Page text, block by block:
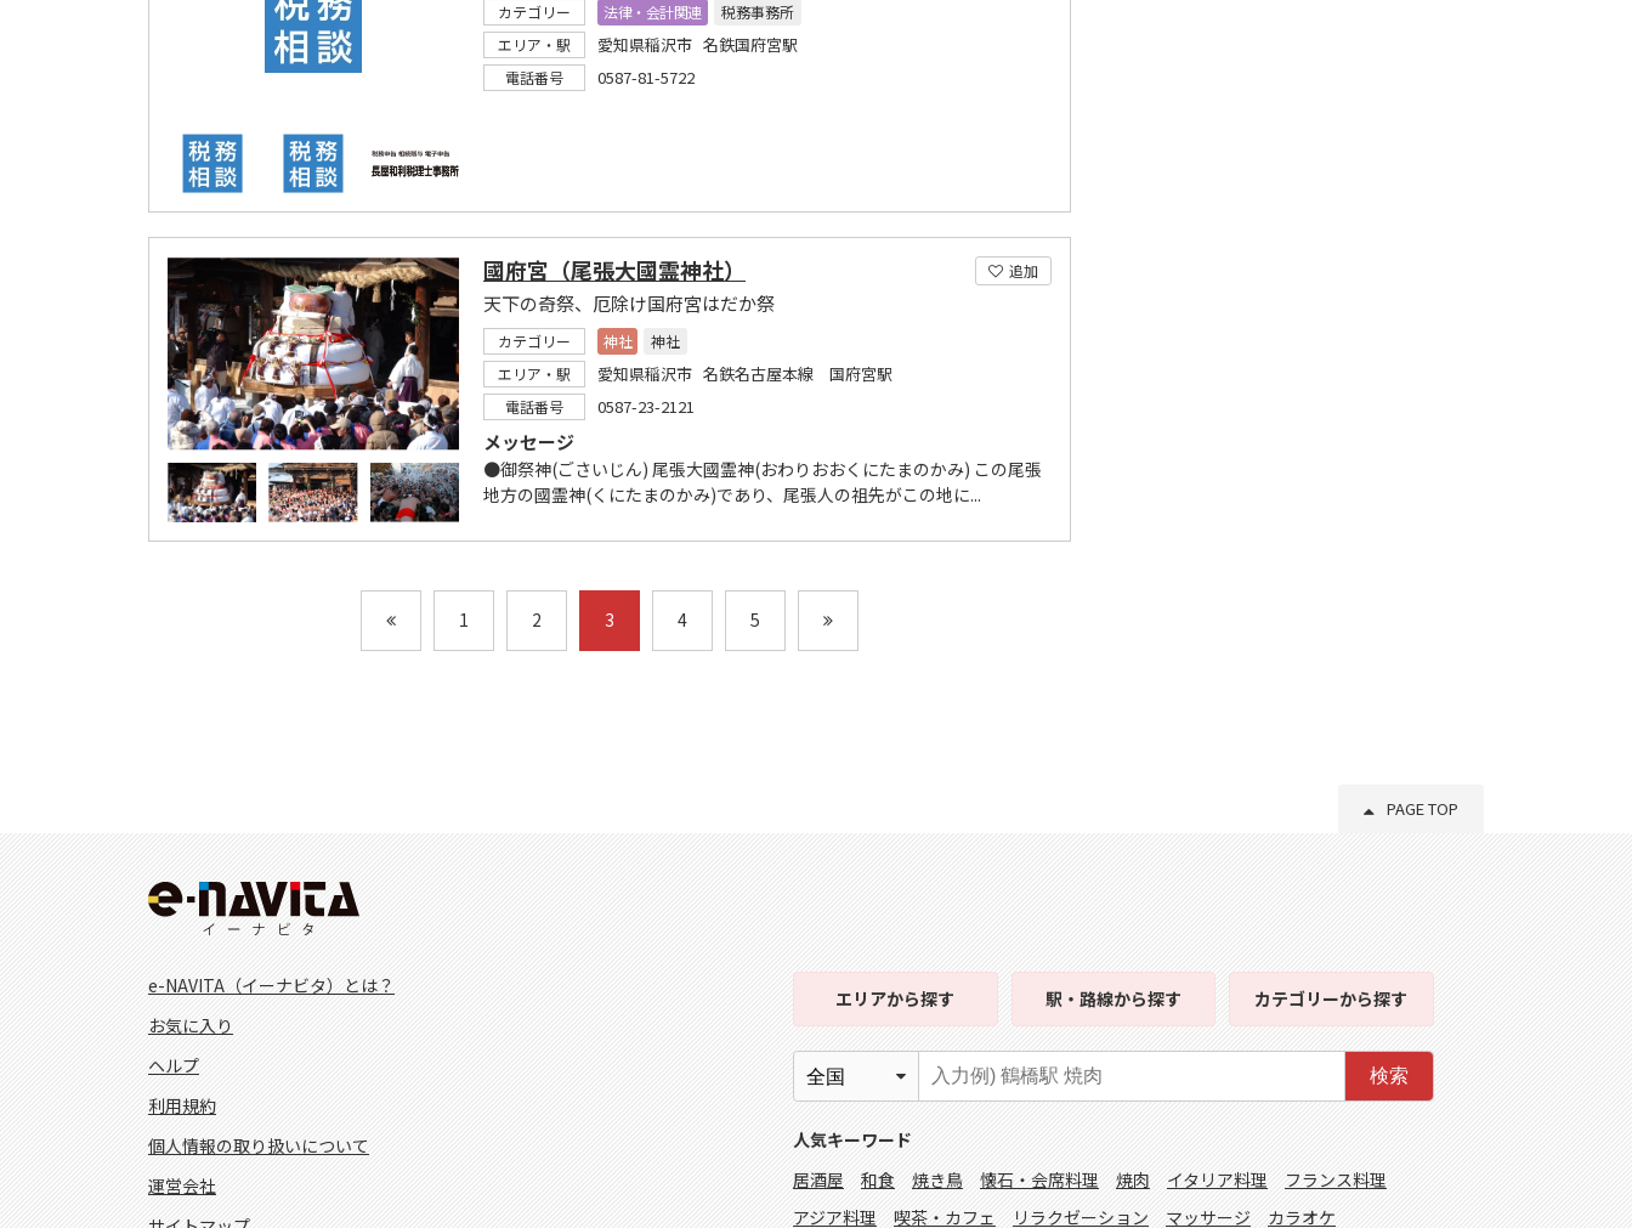
カテゴリー 法律・会計関連
税務事務所
エリア・駅
愛知県稲沢市 名鉄国府宮駅
電話番号 0587-81-5722
追加
國府宮（尾張大國霊神社）
天下の奇祭、厄除け国府宮はだか祭
カテゴリー 神社
神社
エリア・駅
愛知県稲沢市 名鉄名古屋本線 国府宮駅
電話番号 0587-23-2121
メッセージ
●御祭神(ごさいじん) 尾張大國霊神(おわりおおくにたまのかみ) この尾張
地方の國霊神(くにたまのかみ)であり、尾張人の祖先がこの地に...
1 2 3 4 5
PAGE TOP
e-NAVITA（イーナビタ）とは？
お気に入り
ヘルプ
利用規約
個人情報の取り扱いについて
運営会社
エリアから探す 駅・路線から探す カテゴリーから探す
検索
人気キーワード
居酒屋
和食 焼き鳥 懐石・会席料理 焼肉 イタリア料理
フランス料理
アジア料理
喫茶・カフェ リラクゼーション マッサージ カラオケ